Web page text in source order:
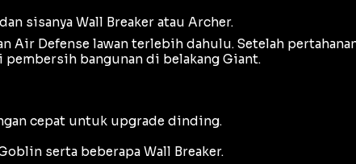
sisanya Wall Breaker atau Archer.
Air Defense lawan terlebih dahulu. Setelah
bangunan di belakang Giant.
cepat untuk upgrade dinding.
serta beberapa Wall Breaker.